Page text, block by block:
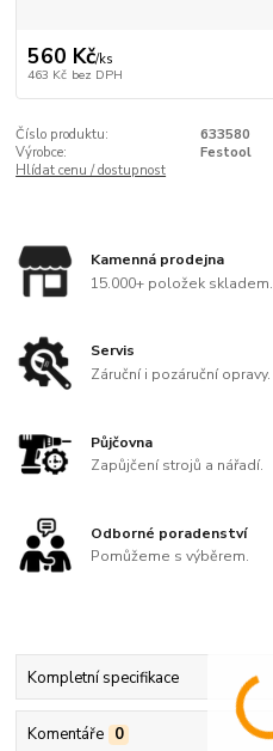
560 Kč/ks
463 Kč bez DPH
Číslo produktu:
633580
Výrobce:
Festool
Hlídat cenu / dostupnost
Kamenná prodejna
15.000+ položek skladem.
Servis
Záruční i pozáruční opravy.
Půjčovna
Zapůjčení strojů a nářadí.
Odborné poradenství
Pomůžeme s výběrem.
Kompletní specifikace
Komentáře 0